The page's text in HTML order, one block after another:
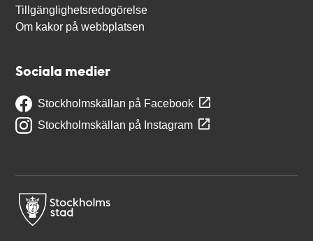
Tillgänglighetsredogörelse
Om kakor på webbplatsen
Sociala medier
Stockholmskällan på Facebook
Stockholmskällan på Instagram